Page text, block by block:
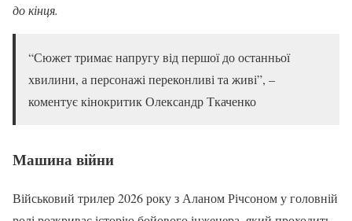
до кінця.
“Сюжет тримає напругу від першої до останньої
хвилини, а персонажі переконливі та живі”, –
коментує кінокритик Олександр Ткаченко
Машина війни
Військовий трилер 2026 року з Аланом Річсоном у головній